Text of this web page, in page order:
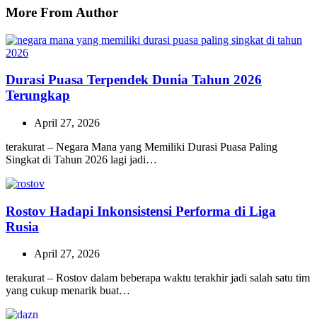
More From Author
Durasi Puasa Terpendek Dunia Tahun 2026
Terungkap
April 27, 2026
terakurat – Negara Mana yang Memiliki Durasi Puasa Paling
Singkat di Tahun 2026 lagi jadi…
Rostov Hadapi Inkonsistensi Performa di Liga
Rusia
April 27, 2026
terakurat – Rostov dalam beberapa waktu terakhir jadi salah satu tim
yang cukup menarik buat…